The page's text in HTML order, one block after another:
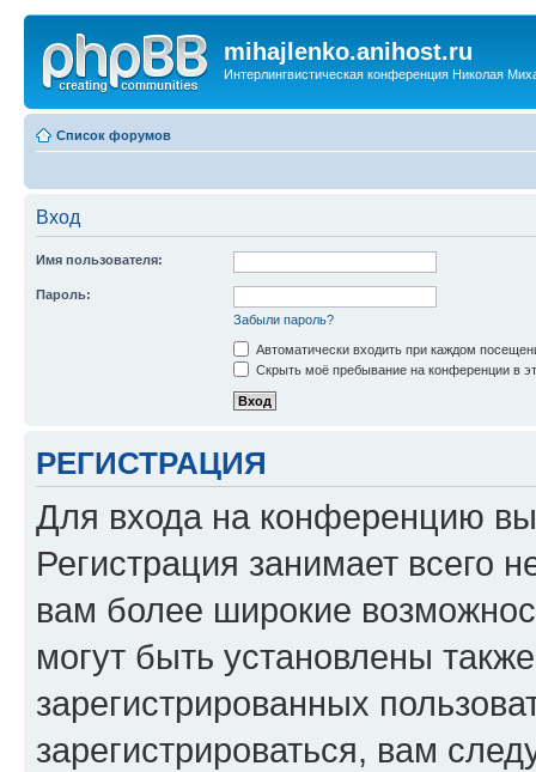
mihajlenko.anihost.ru
Интерлингвистическая конференция Николая
Список форумов
Вход
Имя пользователя:
Пароль:
Забыли пароль?
Автоматически входить при каждом
Скрыть моё пребывание на конференции в
РЕГИСТРАЦИЯ
Для входа на конференцию
Регистрация занимает всего
вам более широкие
могут быть установлены
зарегистрированных
зарегистрироваться, вам